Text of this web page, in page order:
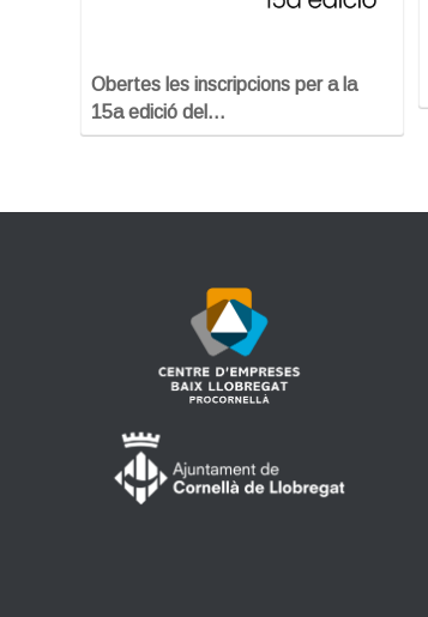
Obertes les inscripcions per a la
15a edició del…